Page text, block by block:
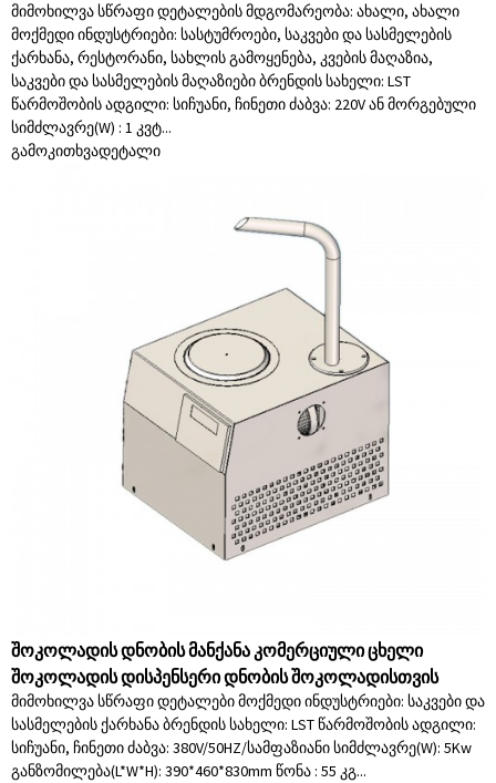
მიმოხილვა სწრაფი დეტალების მდგომარეობა: ახალი, ახალი
მოქმედი ინდუსტრიები: სასტუმროები, საკვები და სასმელების
ქარხანა, რესტორანი, სახლის გამოყენება, კვების მაღაზია,
საკვები და სასმელების მაღაზიები ბრენდის სახელი: LST
წარმოშობის ადგილი: სიჩუანი, ჩინეთი ძაბვა: 220V ან მორგებული
სიმძლავრე(W) : 1 კვტ...
გამოკითხვადეტალი
შოკოლადის დნობის მანქანა კომერციული ცხელი
შოკოლადის დისპენსერი დნობის შოკოლადისთვის
მიმოხილვა სწრაფი დეტალები მოქმედი ინდუსტრიები: საკვები და
სასმელების ქარხანა ბრენდის სახელი: LST წარმოშობის ადგილი:
სიჩუანი, ჩინეთი ძაბვა: 380V/50HZ/სამფაზიანი სიმძლავრე(W): 5Kw
განზომილება(L*W*H): 390*460*830mm წონა : 55 კგ...